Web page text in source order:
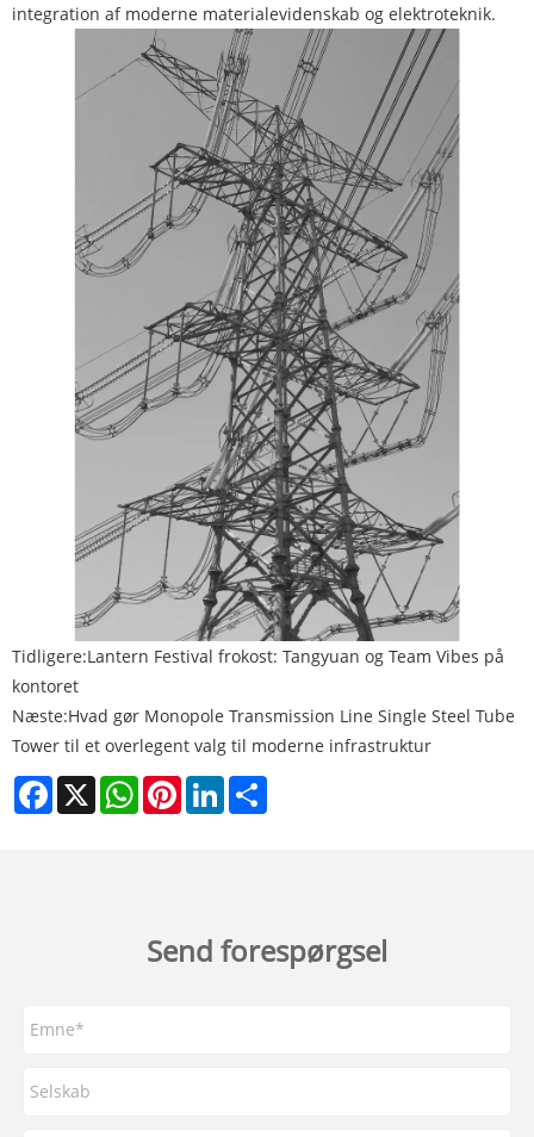
integration af moderne materialevidenskab og elektroteknik.
Tidligere:Lantern Festival frokost: Tangyuan og Team Vibes på
kontoret
Næste:Hvad gør Monopole Transmission Line Single Steel Tube
Tower til et overlegent valg til moderne infrastruktur
Facebook
X WhatsAppPinterestLinkedIn
Send forespørgsel